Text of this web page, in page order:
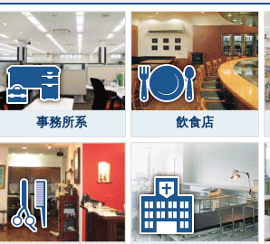
事務所系 飲食店